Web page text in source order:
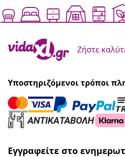
Ζήστε
Υποστηριζόμενοι τρόποι
Εγγραφείτε στο